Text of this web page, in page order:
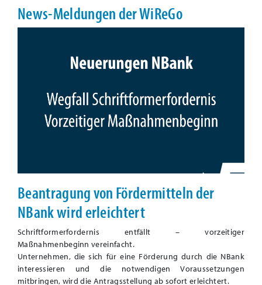
News-Meldungen der WiReGo
Beantragung von Fördermitteln der
NBank wird erleichtert
Schriftformerfordernis entfällt – vorzeitiger
Maßnahmenbeginn vereinfacht.
Unternehmen, die sich für eine Förderung durch die NBank
interessieren und die notwendigen Voraussetzungen
mitbringen, wird die Antragsstellung ab sofort erleichtert.